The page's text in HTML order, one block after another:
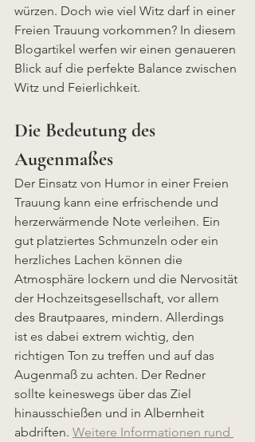
würzen. Doch wie viel Witz darf in einer
Freien Trauung vorkommen? In diesem
Blogartikel werfen wir einen genaueren
Blick auf die perfekte Balance zwischen
Witz und Feierlichkeit.
Die Bedeutung des
Augenmaßes
Der Einsatz von Humor in einer Freien
Trauung kann eine erfrischende und
herzerwärmende Note verleihen. Ein
gut platziertes Schmunzeln oder ein
herzliches Lachen können die
Atmosphäre lockern und die Nervosität
der Hochzeitsgesellschaft, vor allem
des Brautpaares, mindern. Allerdings
ist es dabei extrem wichtig, den
richtigen Ton zu treffen und auf das
Augenmaß zu achten. Der Redner
sollte keineswegs über das Ziel
hinausschießen und in Albernheit
abdriften. Weitere Informationen rund